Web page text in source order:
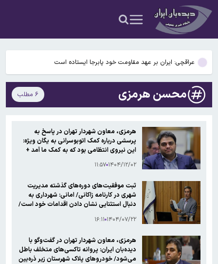
چمران: امکان خروج پادگان‌ها از تهران وجود دارد
تعویض باتری لپ تاپ؛ از کجا بفهمیم باتری خراب شده و چه باتری‌ای
بخریم؟
عراقچی: ایران بر عهد مقاومت خود پابرجا ایستاده است
کلثوم اکبری اعدام می‌شود؟
کشف تغییری پنهان در مغز که از حدود ۵۰ سالگی آغاز می‌شود
چمران: امکان خروج پادگان‌ها از تهران وجود دارد
تعویض باتری لپ تاپ؛ از کجا بفهمیم باتری خراب شده و چه باتری‌ای
بخریم؟
محسن هرمزی ۶ مطلب
هرمزی، معاون شهردار تهران در پاسخ به
پرسشی درباره کمک اتوبوسرانی به یگان ویژه:
این نیروی انتظامی بود که به کمک ما آمد +
۱۴۰۴/۱۲/۰۲ ۱۱:۵۷
ثبت موفقیت‌های دوره‌های گذشته مدیریت
شهری در کارنامه زاکانی/ امانی: شهرداری به
دنبال استثنایی نشان دادن اقدامات خود است/
شهرداری را به‌دقت مرور کند
۱۴۰۴/۰۷/۲۲ ۱۶:۱۱
هرمزی، معاون شهردار تهران در گفت‌وگو با
دیده‌بان ایران: پروانه تاکسی‌های متخلف باطل
می‌شود/ خودروهای پلاک شهرستان زیر ذره‌بین